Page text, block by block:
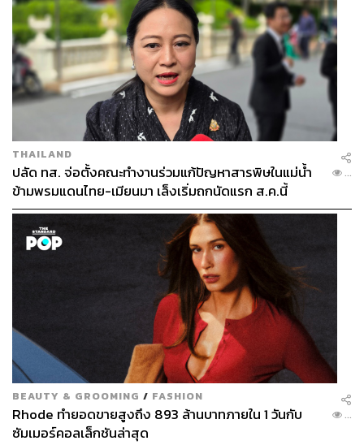
THAILAND
ปลัด ทส. จ่อตั้งคณะทำงานร่วมแก้ปัญหาสารพิษในแม่น้ำ
ข้ามพรมแดนไทย-เมียนมา เล็งเริ่มถกนัดแรก ส.ค.นี้
...
BEAUTY & GROOMING / FASHION
Rhode ทำยอดขายสูงถึง 893 ล้านบาทภายใน 1 วันกับ
ซัมเมอร์คอลเล็กชันล่าสุด
...